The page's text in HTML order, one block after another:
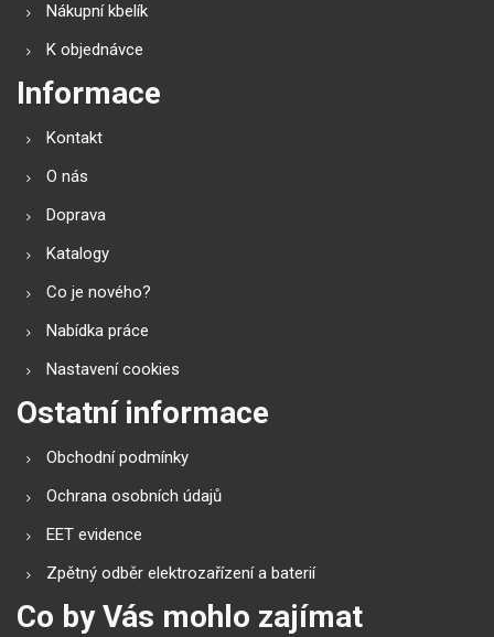
Nákupní kbelík
K objednávce
Informace
Kontakt
O nás
Doprava
Katalogy
Co je nového?
Nabídka práce
Nastavení cookies
Ostatní informace
Obchodní podmínky
Ochrana osobních údajů
EET evidence
Zpětný odběr elektrozařízení a baterií
Co by Vás mohlo zajímat